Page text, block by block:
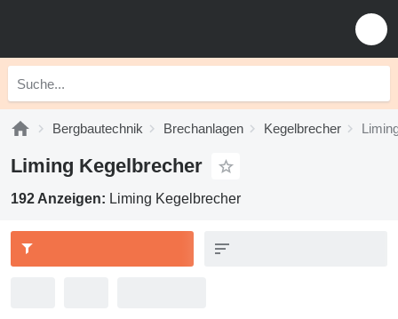
Bergbautechnik Brechanlagen Kegelbrecher
Liming Kegelbrecher
192 Anzeigen: Liming Kegelbrecher